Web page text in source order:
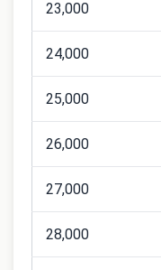
23,000
24,000
25,000
26,000
27,000
28,000